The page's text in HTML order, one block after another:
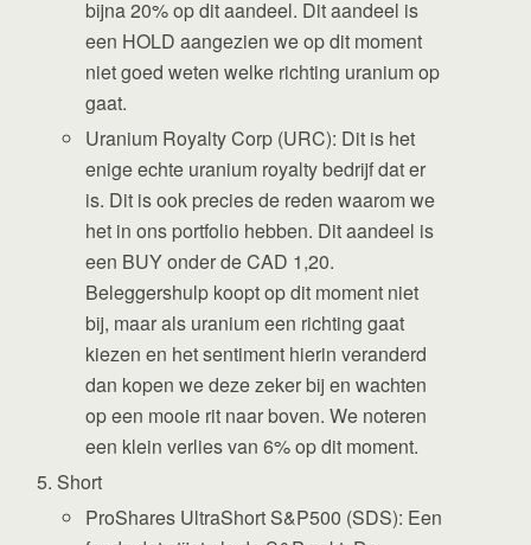
bijna 20% op dit aandeel. Dit aandeel is
een HOLD aangezien we op dit moment
niet goed weten welke richting uranium op
gaat.
Uranium Royalty Corp (URC): Dit is het
enige echte uranium royalty bedrijf dat er
is. Dit is ook precies de reden waarom we
het in ons portfolio hebben. Dit aandeel is
een BUY onder de CAD 1,20.
Beleggershulp koopt op dit moment niet
bij, maar als uranium een richting gaat
kiezen en het sentiment hierin veranderd
dan kopen we deze zeker bij en wachten
op een mooie rit naar boven. We noteren
een klein verlies van 6% op dit moment.
Short
ProShares UltraShort S&P500 (SDS): Een